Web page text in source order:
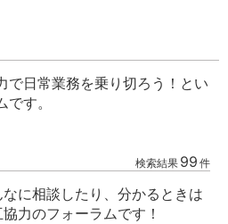
で日常業務を乗り切ろう！とい
す。
検索結果 99 件
に相談したり、分かるときは
力のフォーラムです！